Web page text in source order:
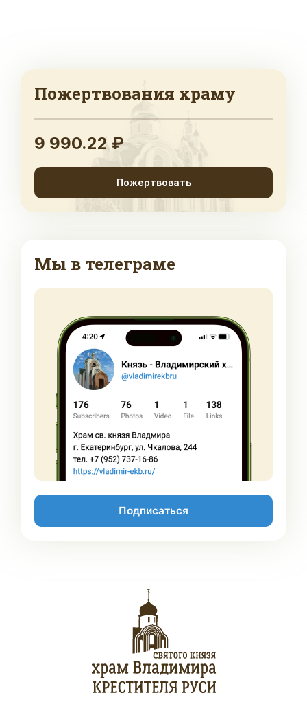
Пожертвования храму
9 990.22 ₽
Пожертвовать
Мы в телеграме
Подписаться